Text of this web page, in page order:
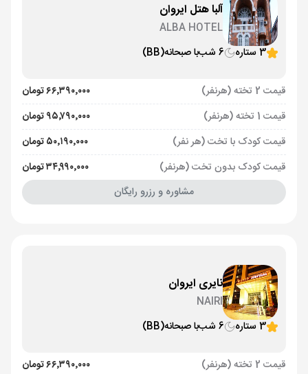
آلبا هتل ایروان
ALBA HOTEL
3 ستاره
6 شب با صبحانه(BB)
قیمت 2 تخته (هرنفر)
۶۶٬۳۹۰٬۰۰۰ تومان
قیمت 1 تخته (هرنفر)
۹۵٬۷۹۰٬۰۰۰ تومان
قیمت کودک با تخت (هر نفر)
۵۰٬۱۹۰٬۰۰۰ تومان
قیمت کودک بدون تخت (هرنفر)
۳۴٬۹۹۰٬۰۰۰ تومان
مشاوره و رزرو رایگان
نایری ایروان
NAIRI
3 ستاره
6 شب با صبحانه(BB)
قیمت 2 تخته (هرنفر)
۶۶٬۳۹۰٬۰۰۰ تومان